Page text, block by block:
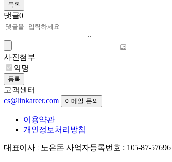
목록
댓글0
사진첨부
익명
등록
고객센터
cs@linkareer.com
이메일 문의
이용약관
개인정보처리방침
대표이사 : 노은돈 사업자등록번호 : 105-87-57696